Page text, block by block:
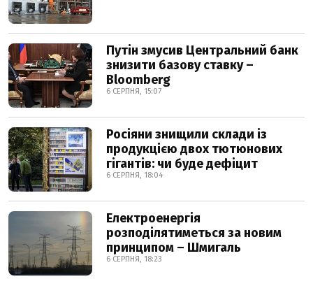
Путін змусив Центральний банк
знизити базову ставку –
Bloomberg
6 СЕРПНЯ, 15:07
Росіяни знищили склади із
продукцією двох тютюнових
гігантів: чи буде дефіцит
6 СЕРПНЯ, 18:04
Електроенергія
розподілятиметься за новим
принципом – Шмигаль
6 СЕРПНЯ, 18:23